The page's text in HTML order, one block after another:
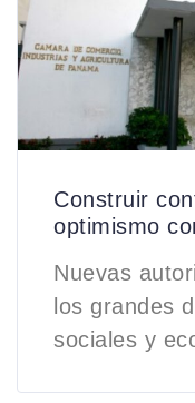
Construir
optimismo
Nuevas
los grandes
sociales y